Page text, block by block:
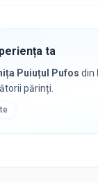
ta
Puiuțul Pufos din
părinți.